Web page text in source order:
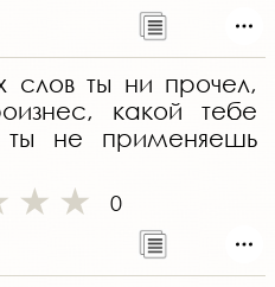
слов ты ни прочел,
какой тебе
ты не применяешь
0